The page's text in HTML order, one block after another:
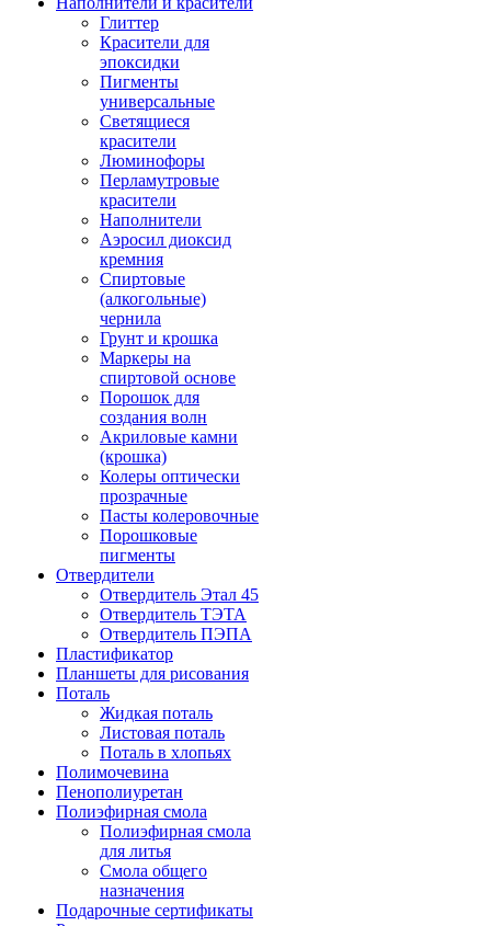
Глиттер
Красители для
эпоксидки
Пигменты
универсальные
Светящиеся
красители
Люминофоры
Перламутровые
красители
Наполнители
Аэросил диоксид
кремния
Спиртовые
(алкогольные)
чернила
Грунт и крошка
Маркеры на
спиртовой основе
Порошок для
создания волн
Акриловые камни
(крошка)
Колеры оптически
прозрачные
Пасты колеровочные
Порошковые
пигменты
Отвердители
Отвердитель Этал 45
Отвердитель ТЭТА
Отвердитель ПЭПА
Пластификатор
Планшеты для рисования
Поталь
Жидкая поталь
Листовая поталь
Поталь в хлопьях
Полимочевина
Пенополиуретан
Полиэфирная смола
Полиэфирная смола
для литья
Смола общего
назначения
Подарочные сертификаты